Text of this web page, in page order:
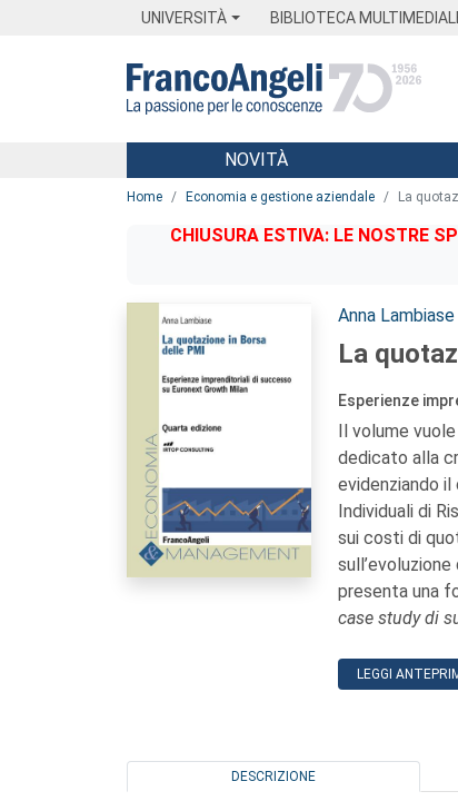
UNIVERSITÀ BIBLIOTECA
Menu
NOVITÀ
Home Economia e gestione aziendale La
CHIUSURA ESTIVA: LE NOSTRE
Autori:
Anna Lambiase
La
Esperienze
Il volume
dedicato alla
evidenziando
Individuali di
sui costi di
presenta una
case study di
LEGGI
DESCRIZIONE